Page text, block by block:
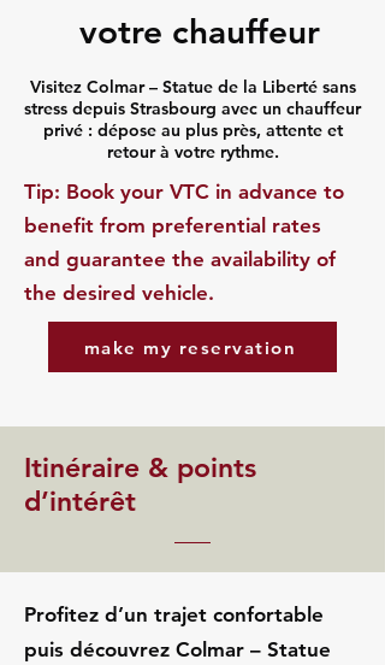
votre chauffeur
Visitez Colmar – Statue de la Liberté sans
stress depuis Strasbourg avec un chauffeur
privé : dépose au plus près, attente et
retour à votre rythme.
​Tip: Book your VTC in advance to
benefit from preferential rates
and guarantee the availability of
the desired vehicle.
make my reservation
Itinéraire & points
d’intérêt
Profitez d’un trajet confortable
puis découvrez Colmar – Statue